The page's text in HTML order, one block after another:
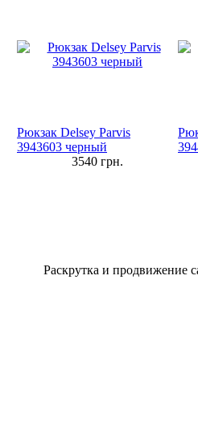
Рюкзак Delsey Parvis
3943603 черный
3540 грн.
Раскрутка и продвижение